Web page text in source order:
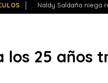
Naldy Saldaña niega
los 25 años